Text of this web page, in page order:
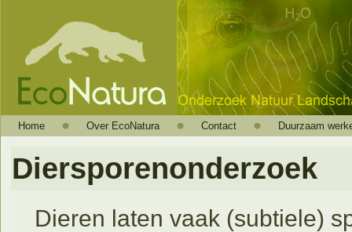
Home Over EcoNatura Contact Duurzaam
Diersporenonderzoek
Dieren laten vaak (subtiele)